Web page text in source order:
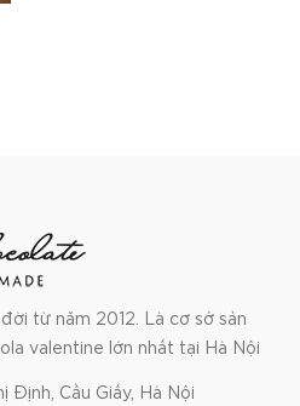
từ năm 2012. Là cơ sở sản
valentine lớn nhất tại Hà Nội
Định, Cầu Giấy, Hà Nội